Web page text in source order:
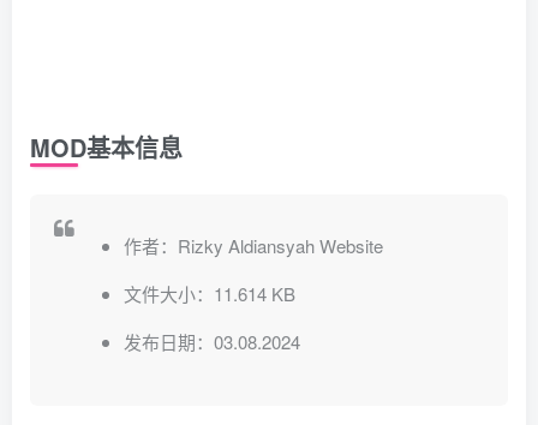
MOD基本信息
作者：Rizky Aldiansyah Website
文件大小：11.614 KB
发布日期：03.08.2024